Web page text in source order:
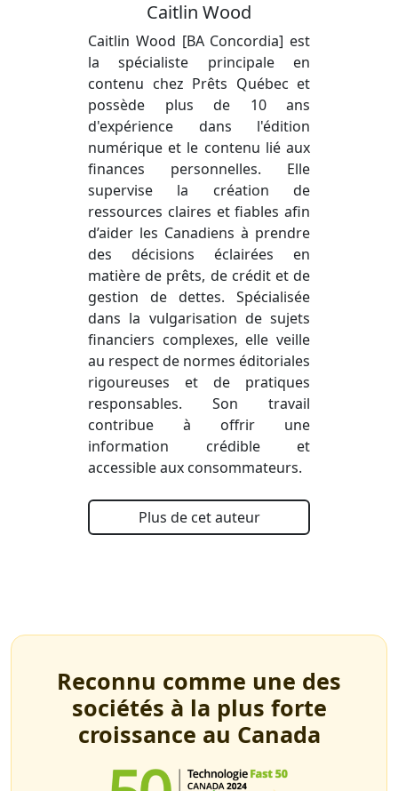
Caitlin Wood
Caitlin Wood [BA Concordia] est
la spécialiste principale en
contenu chez Prêts Québec et
possède plus de 10 ans
d'expérience dans l'édition
numérique et le contenu lié aux
finances personnelles. Elle
supervise la création de
ressources claires et fiables afin
d’aider les Canadiens à prendre
des décisions éclairées en
matière de prêts, de crédit et de
gestion de dettes. Spécialisée
dans la vulgarisation de sujets
financiers complexes, elle veille
au respect de normes éditoriales
rigoureuses et de pratiques
responsables. Son travail
contribue à offrir une
information crédible et
accessible aux consommateurs.
Plus de cet auteur
Reconnu comme une des
sociétés à la plus forte
croissance au Canada